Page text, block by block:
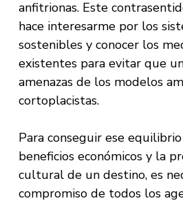
anfitrionas. Este
hace interesarme por los
sostenibles y conocer los
existentes para evitar que
amenazas de los modelos
cortoplacistas.
Para conseguir ese
beneficios económicos y la
cultural de un destino, es
compromiso de todos los